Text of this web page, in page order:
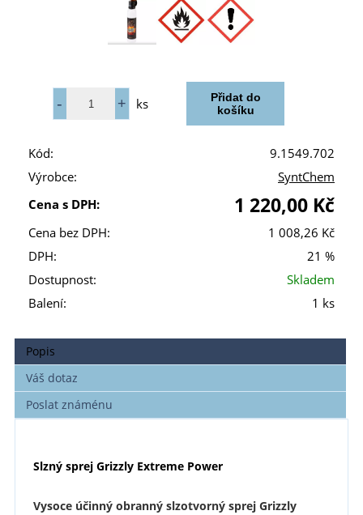
ks
Kód:
9.1549.702
Výrobce:
SyntChem
Cena s DPH:
1 220,00 Kč
Cena bez DPH:
1 008,26 Kč
DPH:
21 %
Dostupnost:
Skladem
Balení:
1 ks
Popis
Váš dotaz
Poslat známénu
Slzný sprej Grizzly Extreme Power
Vysoce účinný obranný slzotvorný sprej Grizzly